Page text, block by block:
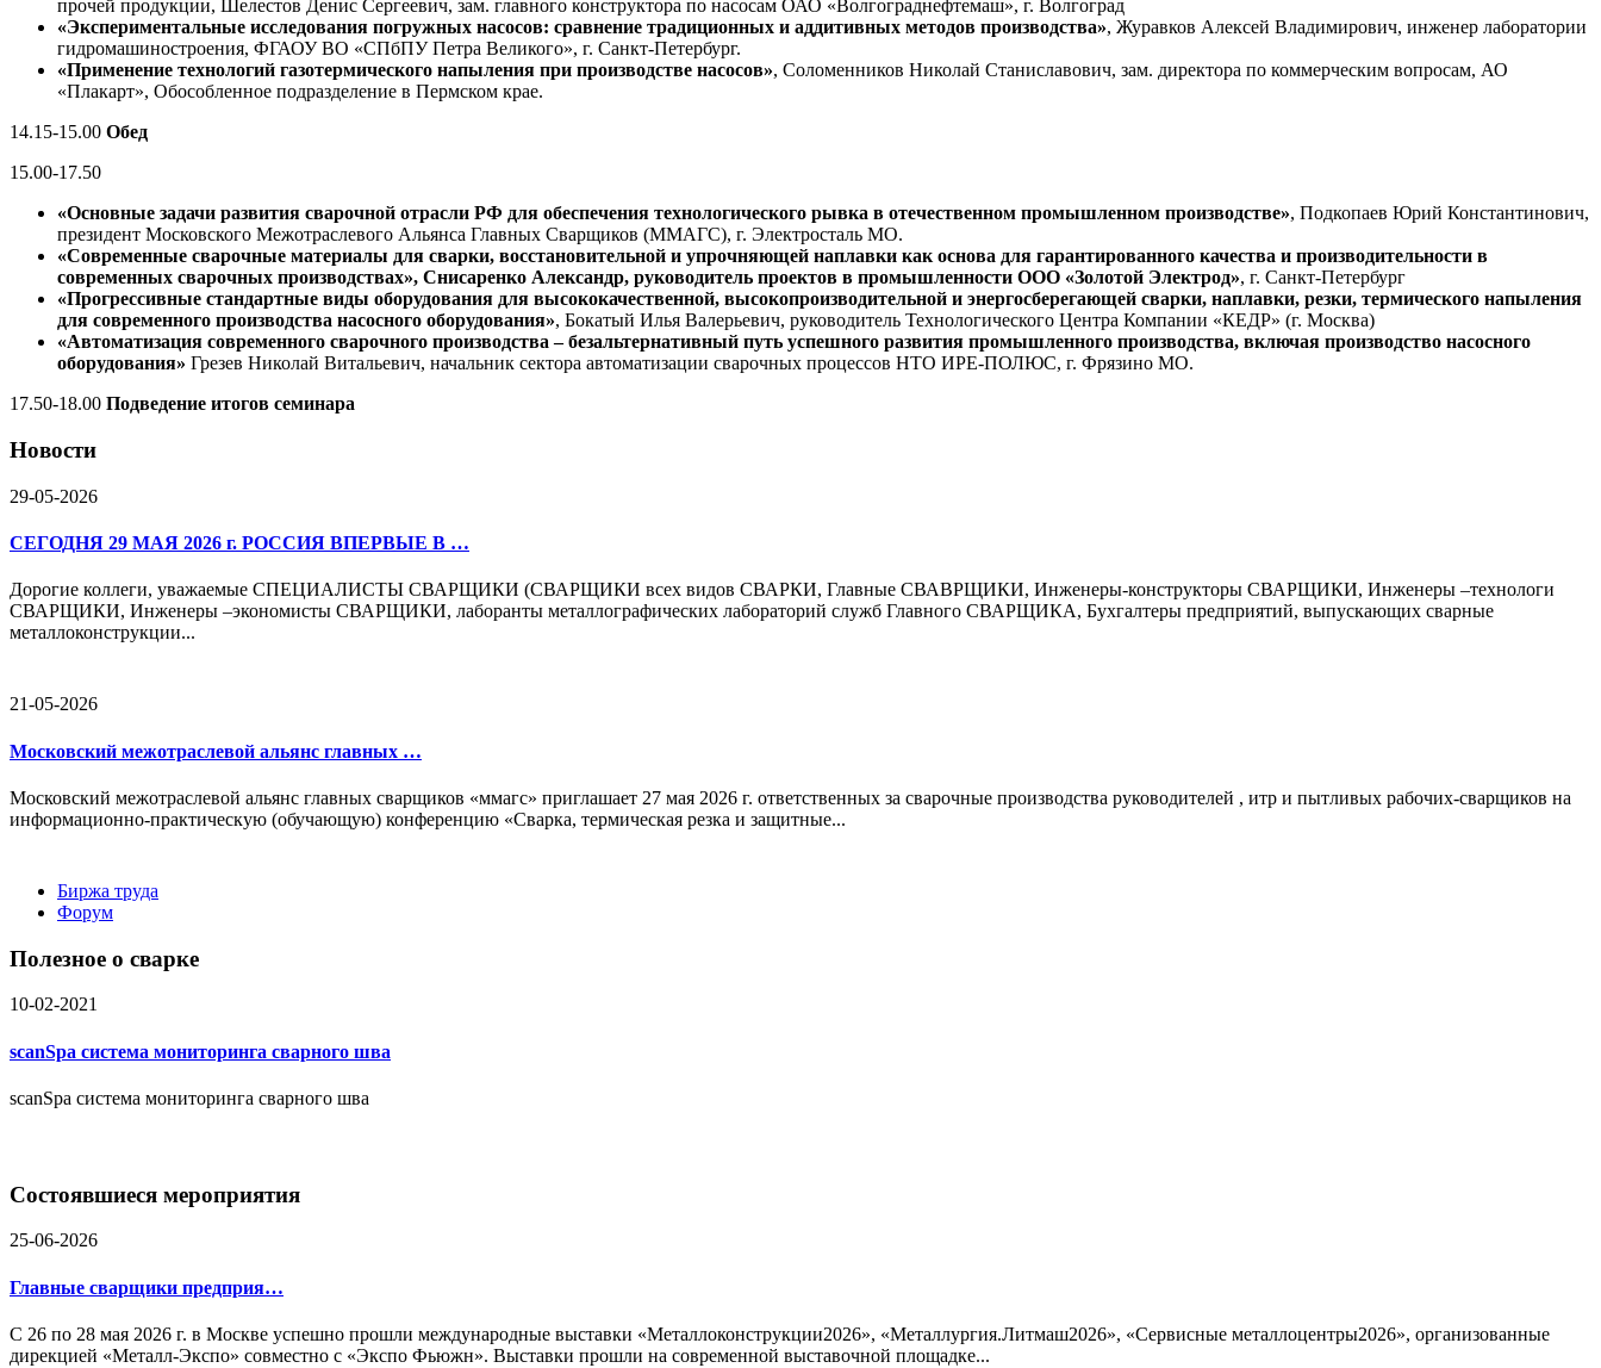
прочей продукции, Шелестов Денис Сергеевич, зам. главного конструктора по насосам ОАО «Волгограднефтемаш», г. Волгоград
«Экспериментальные исследования погружных насосов: сравнение традиционных и аддитивных методов производства», Журавков Алексей Владимирович, инженер лаборатории
гидромашиностроения, ФГАОУ ВО «СПбПУ Петра Великого», г. Санкт-Петербург.
«Применение технологий газотермического напыления при производстве насосов», Соломенников Николай Станиславович, зам. директора по коммерческим вопросам, АО
«Плакарт», Обособленное подразделение в Пермском крае.
14.15-15.00 Обед
15.00-17.50
«Основные задачи развития сварочной отрасли РФ для обеспечения технологического рывка в отечественном промышленном производстве», Подкопаев Юрий Константинович,
президент Московского Межотраслевого Альянса Главных Сварщиков (ММАГС), г. Электросталь МО.
«Современные сварочные материалы для сварки, восстановительной и упрочняющей наплавки как основа для гарантированного качества и производительности в
современных сварочных производствах», Снисаренко Александр, руководитель проектов в промышленности ООО «Золотой Электрод», г. Санкт-Петербург
«Прогрессивные стандартные виды оборудования для высококачественной, высокопроизводительной и энергосберегающей сварки, наплавки, резки, термического напыления
для современного производства насосного оборудования», Бокатый Илья Валерьевич, руководитель Технологического Центра Компании «КЕДР» (г. Москва)
«Автоматизация современного сварочного производства – безальтернативный путь успешного развития промышленного производства, включая производство насосного
оборудования» Грезев Николай Витальевич, начальник сектора автоматизации сварочных процессов НТО ИРЕ-ПОЛЮС, г. Фрязино МО.
17.50-18.00 Подведение итогов семинара
Новости
29-05-2026
СЕГОДНЯ 29 МАЯ 2026 г. РОССИЯ ВПЕРВЫЕ В …
Дорогие коллеги, уважаемые СПЕЦИАЛИСТЫ СВАРЩИКИ (СВАРЩИКИ всех видов СВАРКИ, Главные СВАВРЩИКИ, Инженеры-конструкторы СВАРЩИКИ, Инженеры –технологи
СВАРЩИКИ, Инженеры –экономисты СВАРЩИКИ, лаборанты металлографических лабораторий служб Главного СВАРЩИКА, Бухгалтеры предприятий, выпускающих сварные
металлоконструкции...
21-05-2026
Московский межотраслевой альянс главных …
Московский межотраслевой альянс главных сварщиков «ммагс» приглашает 27 мая 2026 г. ответственных за сварочные производства руководителей , итр и пытливых рабочих-сварщиков на
информационно-практическую (обучающую) конференцию «Сварка, термическая резка и защитные...
Биржа труда
Вакансии
Соискателю
Доска объявлений
Форум
Полезное о сварке
10-02-2021
scanSpa система мониторинга сварного шва
scanSpa система мониторинга сварного шва
Состоявшиеся мероприятия
25-06-2026
Главные сварщики предприя…
С 26 по 28 мая 2026 г. в Москве успешно прошли международные выставки «Металлоконструкции2026», «Металлургия.Литмаш2026», «Сервисные металлоцентры2026», организованные
дирекцией «Металл-Экспо» совместно с «Экспо Фьюжн». Выставки прошли на современной выставочной площадке...